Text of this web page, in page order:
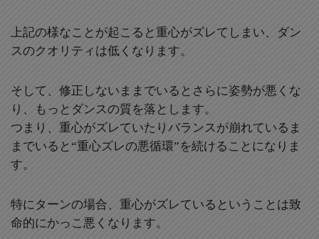
上記の様なことが起こると重心がズレてしまい、ダン
スのクオリティは低くなります。
そして、修正しないままでいるとさらに姿勢が悪くな
り、もっとダンスの質を落とします。
つまり、重心がズレていたりバランスが崩れているま
までいると“重心ズレの悪循環”を続けることになりま
す。
特にターンの場合、重心がズレているということは致
命的にかっこ悪くなります。